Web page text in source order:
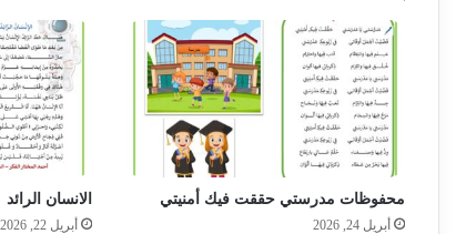
محفوظات مدرستي حققت فيك أمنيتي
أبريل 24, 2026
الانسان الرائد
أبريل 22, 2026